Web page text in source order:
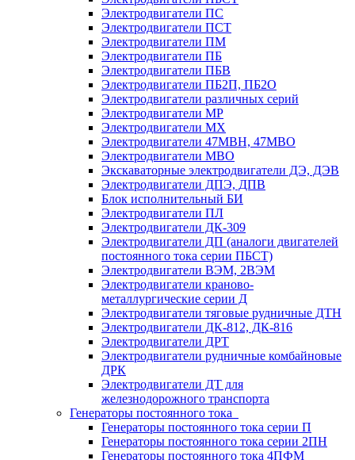
Электродвигатели ПС
Электродвигатели ПСТ
Электродвигатели ПМ
Электродвигатели ПБ
Электродвигатели ПБВ
Электродвигатели ПБ2П, ПБ2О
Электродвигатели различных серий
Электродвигатели МР
Электродвигатели MX
Электродвигатели 47MBH, 47МВО
Электродвигатели MBO
Экскаваторные электродвигатели ДЭ, ДЭВ
Электродвигатели ДПЭ, ДПВ
Блок исполнительный БИ
Электродвигатели ПЛ
Электродвигатели ДК-309
Электродвигатели ДП (аналоги двигателей
постоянного тока серии ПБСТ)
Электродвигатели ВЭМ, 2ВЭМ
Электродвигатели краново-
металлургические серии Д
Электродвигатели тяговые рудничные ДТН
Электродвигатели ДК-812, ДК-816
Электродвигатели ДРТ
Электродвигатели рудничные комбайновые
ДРК
Электродвигатели ДТ для
железнодорожного транспорта
Генераторы постоянного тока
Генераторы постоянного тока серии П
Генераторы постоянного тока серии 2ПН
Генераторы постоянного тока 4ПФМ